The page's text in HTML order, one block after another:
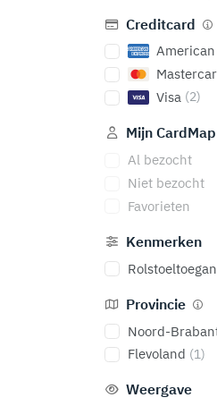
Creditcard
Visa (2)
Mijn
Al bezocht
Niet bezocht
Favorieten
Kenmerken
Provincie
Noord-
Flevoland (1)
Weergave